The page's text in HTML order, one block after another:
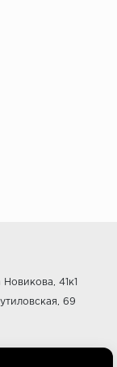
41к1
69